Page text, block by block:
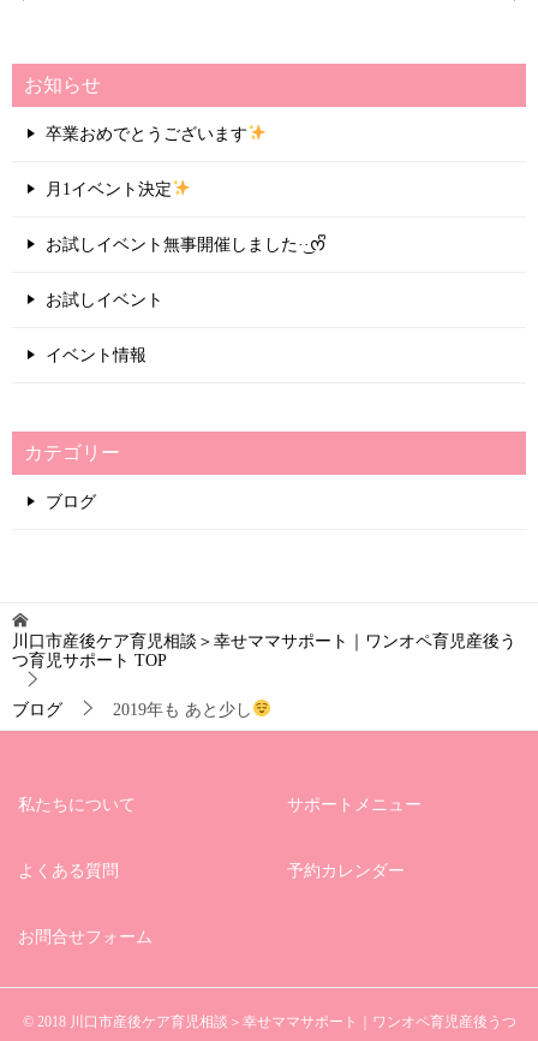
ビ
ゲ
ョ
お知らせ
卒業おめでとうございます
月1イベント決定
お試しイベント無事開催しました·͜·ᰔᩚ
お試しイベント
イベント情報
カテゴリー
ブログ
川口市産後ケア育児相談＞幸せママサポート｜ワンオペ育児産後う
つ育児サポート TOP
ブログ 2019年も あと少し
私たちについて サポートメニュー
よくある質問 予約カレンダー
お問合せフォーム
© 2018 川口市産後ケア育児相談＞幸せママサポート｜ワンオペ育児産後うつ